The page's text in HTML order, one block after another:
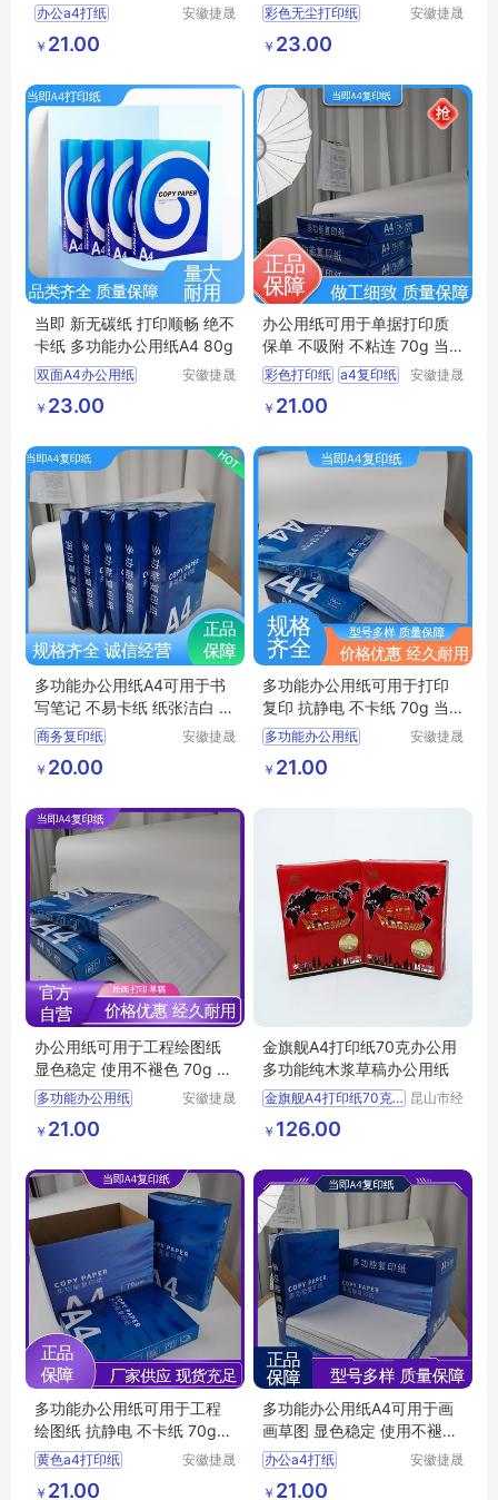
办公a4打纸
红色a4打印纸
多功能办公用纸
办公用纸
安徽捷晟
￥ 21.00
彩色无尘打印纸
办公用纸
双面A4办公用纸
安徽捷晟
￥ 23.00
当即 新无碳纸 打印顺畅 绝不
卡纸 多功能办公用纸A4 80g
双面A4办公用纸
彩色复印纸
多功能办公用纸
双面A4复印纸
安徽捷晟
￥ 23.00
办公用纸可用于单据打印质
保单 不吸附 不粘连 70g 当
即
彩色打印纸 a4复印纸
双面A4办公用纸
彩色多功能办公纸
安徽捷晟
￥ 21.00
多功能办公用纸A4可用于书
写笔记 不易卡纸 纸张洁白 7
0g 当即
商务复印纸
多功能办公用纸A4
高白A4复印纸
彩色多功能办公纸
安徽捷晟
￥ 20.00
多功能办公用纸可用于打印
复印 抗静电 不卡纸 70g 当
即
多功能办公用纸
办公a4打印纸
A4彩色无尘打印纸
安徽捷晟
￥ 21.00
办公用纸可用于工程绘图纸
显色稳定 使用不褪色 70g 当
即
多功能办公用纸
多功能A4复印纸
彩色多功能办公纸
办公a4打印纸
安徽捷晟
￥ 21.00
金旗舰A4打印纸70克办公用
多功能纯木浆草稿办公用纸
金旗舰A4打印纸70克办公用多功能纯木浆草稿办公用纸
供应 办公文教
办公用纸
复印纸
昆山市经
限公司
￥ 126.00
多功能办公用纸可用于工程
绘图纸 抗静电 不卡纸 70g
当即
黄色a4打印纸
办公a4打印纸
安徽捷晟
￥ 21.00
多功能办公用纸A4可用于画
画草图 显色稳定 使用不褪色
70g 当即
办公a4打纸
彩色打印纸
安徽捷晟
￥ 21.00